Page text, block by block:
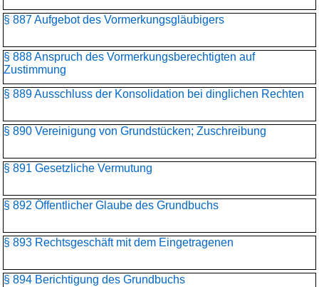
§ 887 Aufgebot des Vormerkungsgläubigers
§ 888 Anspruch des Vormerkungsberechtigten auf
Zustimmung
§ 889 Ausschluss der Konsolidation bei dinglichen Rechten
§ 890 Vereinigung von Grundstücken; Zuschreibung
§ 891 Gesetzliche Vermutung
§ 892 Öffentlicher Glaube des Grundbuchs
§ 893 Rechtsgeschäft mit dem Eingetragenen
§ 894 Berichtigung des Grundbuchs